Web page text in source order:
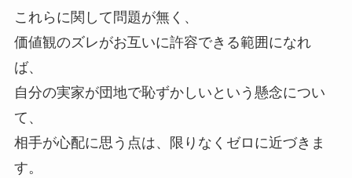
これらに関して問題が無く、
価値観のズレがお互いに許容できる範囲になれ
ば、
自分の実家が団地で恥ずかしいという懸念につい
て、
相手が心配に思う点は、限りなくゼロに近づきま
す。